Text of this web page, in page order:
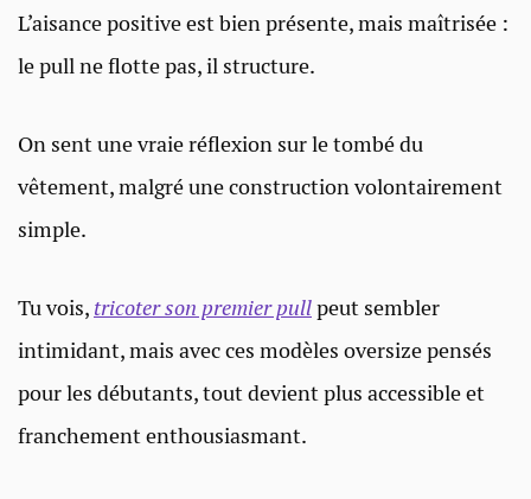
L’aisance positive est bien présente, mais maîtrisée :
le pull ne flotte pas, il structure.
On sent une vraie réflexion sur le tombé du
vêtement, malgré une construction volontairement
simple.
Tu vois, tricoter son premier pullpeut sembler
intimidant, mais avec ces modèles oversize pensés
pour les débutants, tout devient plus accessible et
franchement enthousiasmant.